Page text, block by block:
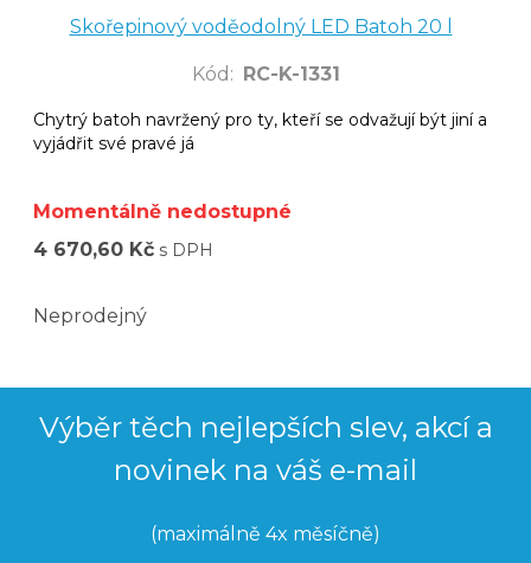
Skořepinový voděodolný LED Batoh 20 l
Kód : RC-K-1331
Chytrý batoh navržený pro ty, kteří se odvažují být jiní a
vyjádřit své pravé já
Momentálně nedostupné
4 670,60 Kč s DPH
Neprodejný
Výběr těch nejlepších slev, akcí a
novinek na váš e-mail
(maximálně 4x měsíčně)